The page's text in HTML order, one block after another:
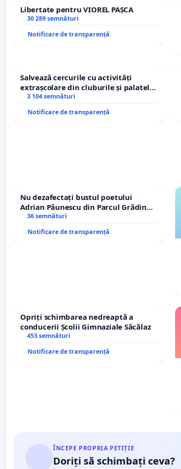
Libertate pentru VIOREL PAȘCA
30 289 semnături
Notificare de transparență
Salvează cercurile cu activități
extrașcolare din cluburile și palatele
copiilor
3 104 semnături
Notificare de transparență
Nu dezafectați bustul poetului
Adrian Păunescu din Parcul Grădina
Icoanei! Stop cenzurii culturale!
36 semnături
Notificare de transparență
Opriți schimbarea nedreaptă a
conducerii Școlii Gimnaziale Săcălaz
453 semnături
Notificare de transparență
ÎNCEPE PROPRIA PETIȚIE
Doriți să schimbați ceva?